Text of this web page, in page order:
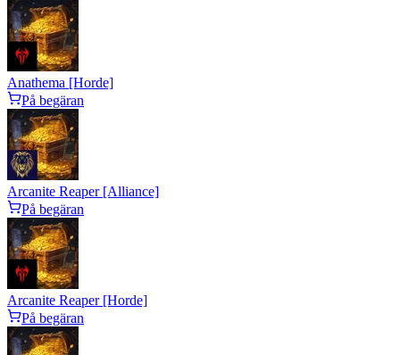
Anathema [Horde]
På begäran
Arcanite Reaper [Alliance]
På begäran
Arcanite Reaper [Horde]
På begäran